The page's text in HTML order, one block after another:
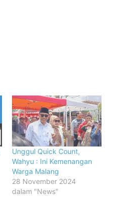
Unggul Quick Count,
Wahyu : Ini Kemenangan
Warga Malang
28 November 2024
dalam "News"